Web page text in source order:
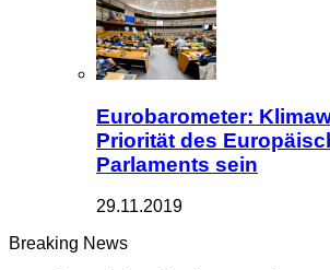
Eurobarometer:
Priorität des
Parlaments sein
29.11.2019
Breaking News